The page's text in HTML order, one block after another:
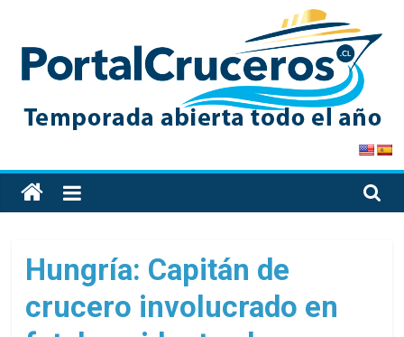
content
PortalCruceros
Toda
la
de
cruceros
en
Hungría: Capitán de
crucero involucrado en